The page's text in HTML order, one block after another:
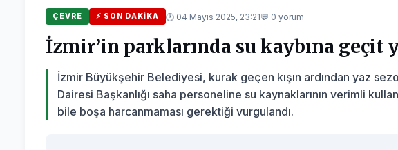
ÇEVRE ⚡ SON DAKIKA 🕐 04 Mayıs 2025, 23:21💬 0 yorum
İzmir’in parklarında su kaybına geçit
İzmir Büyükşehir Belediyesi, kurak geçen kışın ardından yaz
Dairesi Başkanlığı saha personeline su kaynaklarının verimli
bile boşa harcanmaması gerektiği vurgulandı.